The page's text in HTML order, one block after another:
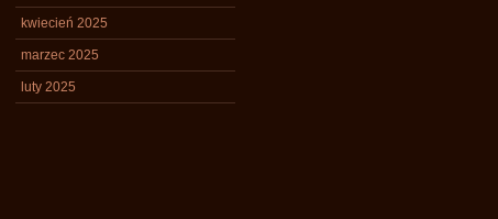
kwiecień 2025
marzec 2025
luty 2025